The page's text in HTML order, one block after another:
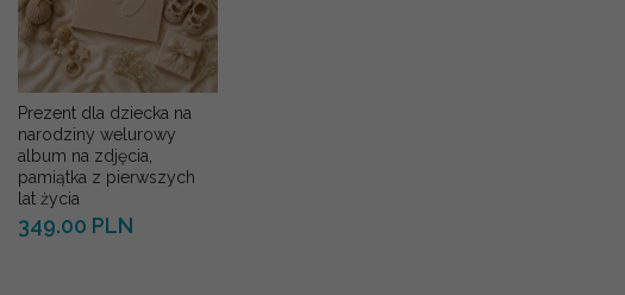
Prezent dla dziecka na
narodziny welurowy
album na zdjęcia,
pamiątka z pierwszych
lat życia
349.00 PLN